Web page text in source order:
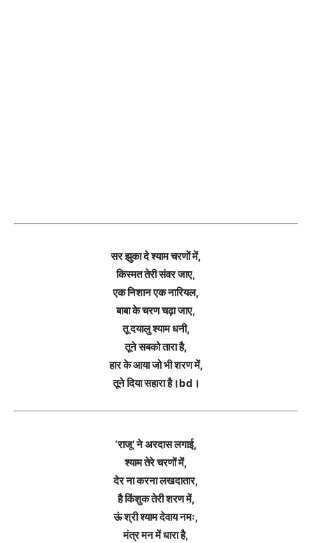
सर झुका दे श्याम चरणों में,
किस्मत तेरी संवर जाए,
एक निशान एक नारियल,
बाबा के चरण चढ़ा जाए,
तू दयालु श्याम धनी,
तूने सबको तारा है,
हार के आया जो भी शरण में,
तूने दिया सहारा है।bd।
‘राजू’ ने अरदास लगाई,
श्याम तेरे चरणों में,
देर ना करना लखदातार,
है किंशुक तेरी शरण में,
ऊं श्री श्याम देवाय नमः,
मंत्र मन में धारा है,